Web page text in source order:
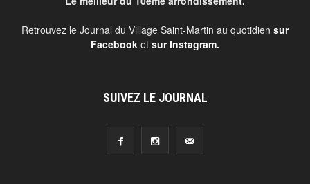
Retrouvez le Journal du Village Saint-Martin au quotidien sur
Facebook et sur Instagram.
SUIVEZ LE JOURNAL